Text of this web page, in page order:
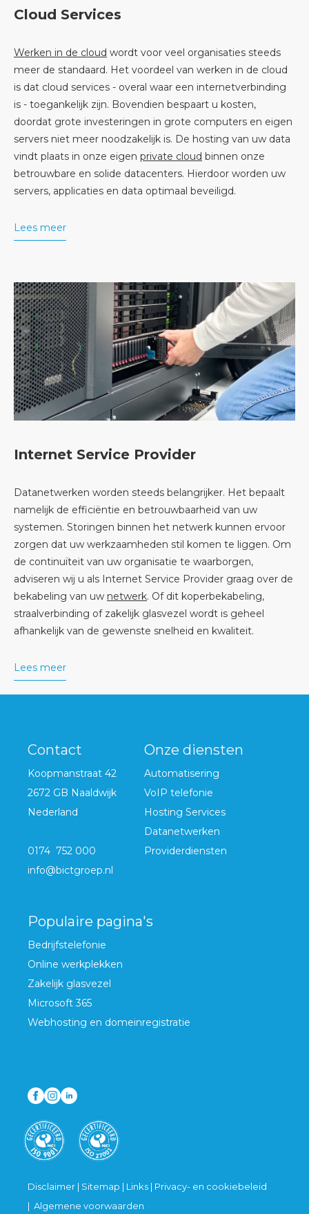
Cloud Services
Werken in de cloud wordt voor veel organisaties steeds
meer de standaard. Het voordeel van werken in de cloud
is dat cloud services - overal waar een internetverbinding
is - toegankelijk zijn. Bovendien bespaart u kosten,
doordat grote investeringen in grote computers en eigen
servers niet meer noodzakelijk is. De hosting van uw data
vindt plaats in onze eigen private cloud binnen onze
betrouwbare en solide datacenters. Hierdoor worden uw
servers, applicaties en data optimaal beveiligd.
Lees meer
Internet Service Provider
Datanetwerken worden steeds belangrijker. Het bepaalt
namelijk de efficiëntie en betrouwbaarheid van uw
systemen. Storingen binnen het netwerk kunnen ervoor
zorgen dat uw werkzaamheden stil komen te liggen. Om
de continuïteit van uw organisatie te waarborgen,
adviseren wij u als Internet Service Provider graag over de
bekabeling van uw netwerk. Of dit koperbekabeling,
straalverbinding of zakelijk glasvezel wordt is geheel
afhankelijk van de gewenste snelheid en kwaliteit.
Lees meer
Contact
Koopmanstraat 42
2672 GB Naaldwijk
Nederland
0174 752 000
info@bictgroep.nl
Onze diensten
Automatisering
VoIP telefonie
Hosting Services
Datanetwerken
Providerdiensten
Populaire pagina's
Bedrijfstelefonie
Online werkplekken
Zakelijk glasvezel
Microsoft 365
Webhosting en domeinregistratie
Disclaimer | Sitemap | Links | Privacy- en cookiebeleid
| Algemene voorwaarden